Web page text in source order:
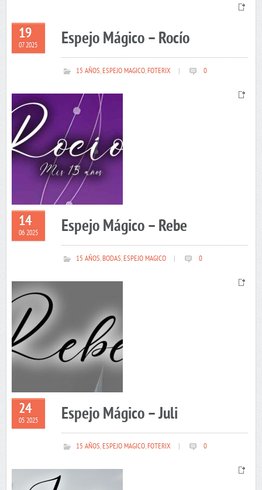
19
07 2025 Espejo Mágico – Rocío
15 AÑOS,ESPEJO MAGICO,FOTERIX 0
14
06 2025 Espejo Mágico – Rebe
15 AÑOS,BODAS,ESPEJO MAGICO 0
24
05 2025 Espejo Mágico – Juli
15 AÑOS,ESPEJO MAGICO,FOTERIX 0